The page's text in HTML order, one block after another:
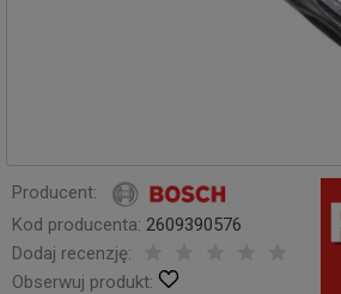
Producent:
Kod producenta: 2609390576
Dodaj recenzję:
Obserwuj produkt: